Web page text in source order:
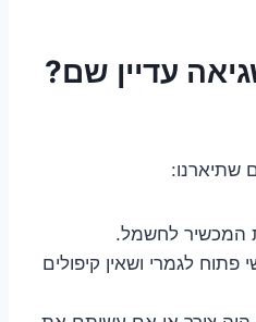
עדיין שם?
שתיארנו:
המכשיר לחשמל.
לגמרי ושאין קיפולים